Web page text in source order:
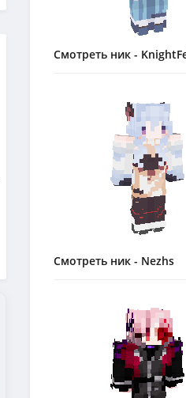
Смотреть ник -
Смотреть ник - Nezhs